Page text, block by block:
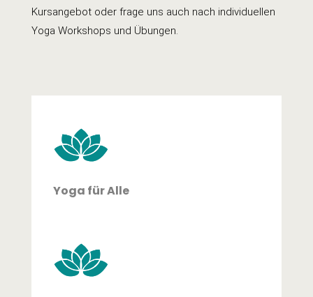
Kursangebot oder frage uns auch nach individuellen
Yoga Workshops und Übungen.
Yoga für Alle